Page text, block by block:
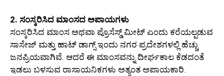
2. ಸಂಸ್ಕರಿಸಿದ ಮಾಂಸದ ಅಪಾಯಗಳು
ಸಂಸ್ಕರಿಸಿದ ಮಾಂಸ ಅಥವಾ ಪ್ರೊಸೆಸ್ಡ್ ಮೀಟ್ ಎಂದು ಕರೆಯಲ್ಪಡುವ
ಸಾಸೇಜ್ ಮತ್ತು ಹಾಟ್ ಡಾಗ್ಸ್ ಇಂದು ನಗರ ಪ್ರದೇಶಗಳಲ್ಲಿ ಹೆಚ್ಚು
ಜನಪ್ರಿಯವಾಗಿವೆ. ಆದರೆ ಈ ಮಾಂಸವನ್ನು ದೀರ್ಘಕಾಲ ಕೆಡದಂತೆ
ಇಡಲು ಬಳಸುವ ರಾಸಾಯನಿಕಗಳು ಅತ್ಯಂತ ಅಪಾಯಕಾರಿ.